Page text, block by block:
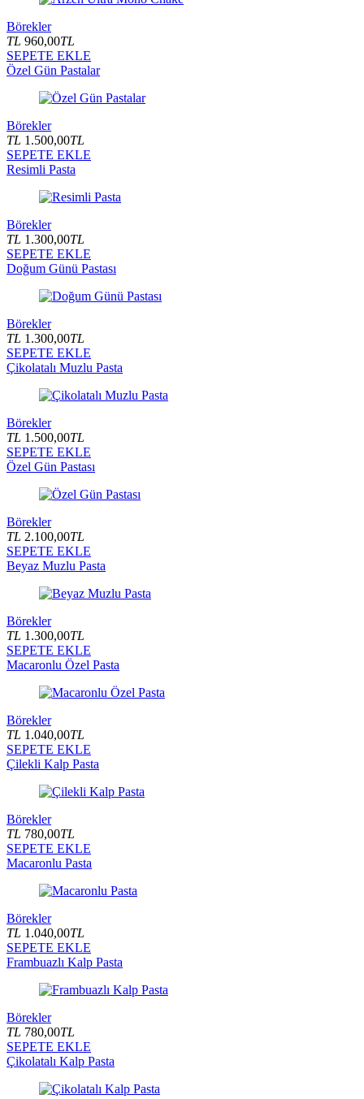
Börekler
TL 960,00TL
SEPETE EKLE
Özel Gün Pastalar
Börekler
TL 1.500,00TL
SEPETE EKLE
Resimli Pasta
Börekler
TL 1.300,00TL
SEPETE EKLE
Doğum Günü Pastası
Börekler
TL 1.300,00TL
SEPETE EKLE
Çikolatalı Muzlu Pasta
Börekler
TL 1.500,00TL
SEPETE EKLE
Özel Gün Pastası
Börekler
TL 2.100,00TL
SEPETE EKLE
Beyaz Muzlu Pasta
Börekler
TL 1.300,00TL
SEPETE EKLE
Macaronlu Özel Pasta
Börekler
TL 1.040,00TL
SEPETE EKLE
Çilekli Kalp Pasta
Börekler
TL 780,00TL
SEPETE EKLE
Macaronlu Pasta
Börekler
TL 1.040,00TL
SEPETE EKLE
Frambuazlı Kalp Pasta
Börekler
TL 780,00TL
SEPETE EKLE
Çikolatalı Kalp Pasta